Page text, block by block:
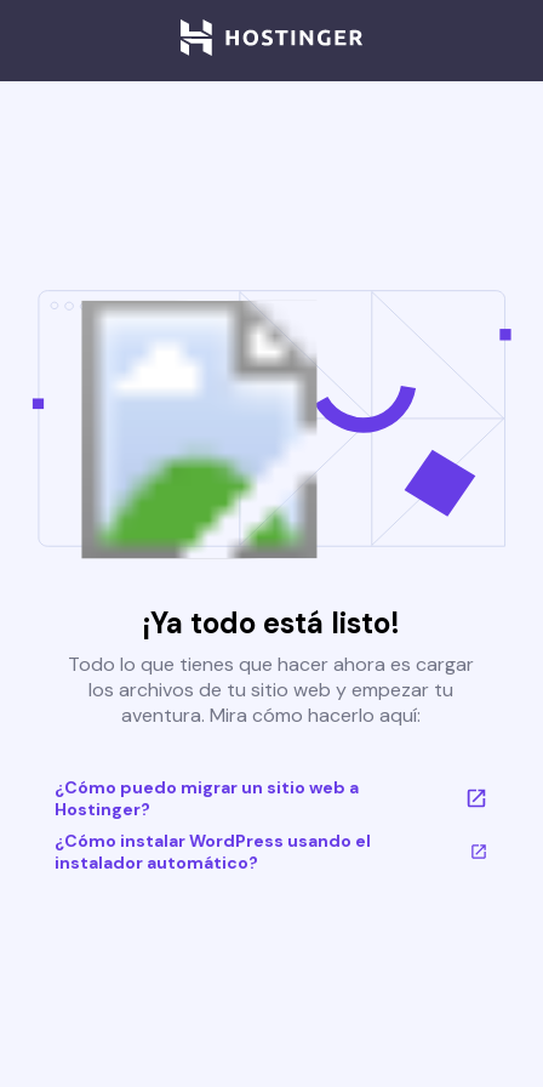
¡Ya todo está listo!
Todo lo que tienes que hacer ahora es cargar
los archivos de tu sitio web y empezar tu
aventura. Mira cómo hacerlo aquí:
¿Cómo puedo migrar un sitio web a
Hostinger?
¿Cómo instalar WordPress usando el
instalador automático?